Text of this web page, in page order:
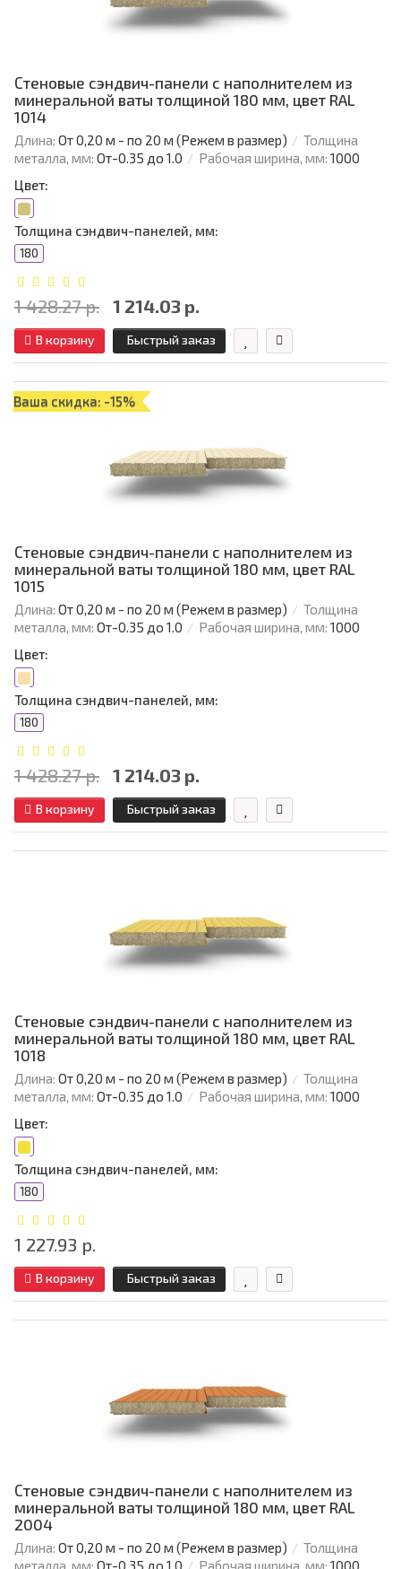
Стеновые сэндвич-панели с наполнителем из
минеральной ваты толщиной 180 мм, цвет RAL
1014
Длина: От 0,20 м - по 20 м (Режем в размер)
Толщина
металла, мм: От-0.35 до 1.0 Рабочая ширина, мм: 1000
Цвет:
Толщина сэндвич-панелей, мм:
180
1 428.27 р. 1 214.03 р.
В корзину Быстрый заказ
Ваша скидка: -15%
Стеновые сэндвич-панели с наполнителем из
минеральной ваты толщиной 180 мм, цвет RAL
1015
Длина: От 0,20 м - по 20 м (Режем в размер)
Толщина
металла, мм: От-0.35 до 1.0 Рабочая ширина, мм: 1000
Цвет:
Толщина сэндвич-панелей, мм:
180
1 428.27 р. 1 214.03 р.
В корзину Быстрый заказ
Стеновые сэндвич-панели с наполнителем из
минеральной ваты толщиной 180 мм, цвет RAL
1018
Длина: От 0,20 м - по 20 м (Режем в размер)
Толщина
металла, мм: От-0.35 до 1.0 Рабочая ширина, мм: 1000
Цвет:
Толщина сэндвич-панелей, мм:
180
1 227.93 р.
В корзину Быстрый заказ
Стеновые сэндвич-панели с наполнителем из
минеральной ваты толщиной 180 мм, цвет RAL
2004
Длина: От 0,20 м - по 20 м (Режем в размер)
Толщина
металла, мм: От-0.35 до 1.0 Рабочая ширина, мм: 1000